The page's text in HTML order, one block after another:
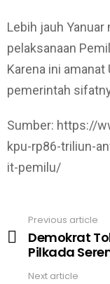
Lebih jauh
pelaksanaan
Karena ini amanat
pemerintah
Sumber: https://
kpu-rp86-triliun-
it-pemilu/
more
Previous article
Demokrat
Pilkada
Next article